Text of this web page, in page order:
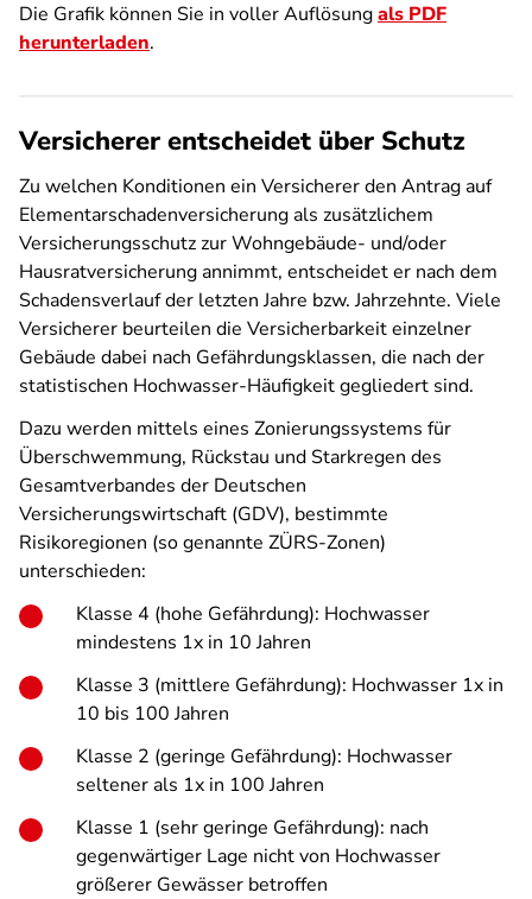
Die Grafik können Sie in voller Auflösungals PDF
herunterladen.
Versicherer entscheidet über Schutz
Zu welchen Konditionen ein Versicherer den Antrag auf
Elementarschadenversicherung als zusätzlichem
Versicherungsschutz zur Wohngebäude- und/oder
Hausratversicherung annimmt, entscheidet er nach dem
Schadensverlauf der letzten Jahre bzw. Jahrzehnte. Viele
Versicherer beurteilen die Versicherbarkeit einzelner
Gebäude dabei nach Gefährdungsklassen, die nach der
statistischen Hochwasser-Häufigkeit gegliedert sind.
Dazu werden mittels eines Zonierungssystems für
Überschwemmung, Rückstau und Starkregen des
Gesamtverbandes der Deutschen
Versicherungswirtschaft (GDV), bestimmte
Risikoregionen (so genannte ZÜRS-Zonen)
unterschieden:
Klasse 4 (hohe Gefährdung): Hochwasser
mindestens 1x in 10 Jahren
Klasse 3 (mittlere Gefährdung): Hochwasser 1x in
10 bis 100 Jahren
Klasse 2 (geringe Gefährdung): Hochwasser
seltener als 1x in 100 Jahren
Klasse 1 (sehr geringe Gefährdung): nach
gegenwärtiger Lage nicht von Hochwasser
größerer Gewässer betroffen